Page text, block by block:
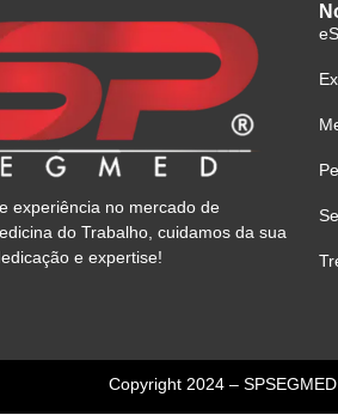
experiência no mercado de
do Trabalho, cuidamos da sua
e expertise!
Copyright 2024 – SPSEGMED